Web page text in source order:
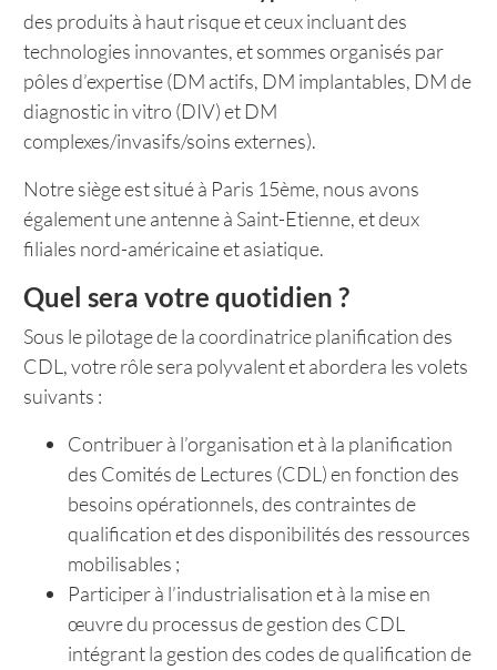
des produits à haut risque et ceux incluant des
technologies innovantes, et sommes organisés par
pôles d’expertise (DM actifs, DM implantables, DM de
diagnostic in vitro (DIV) et DM
complexes/invasifs/soins externes).
Notre siège est situé à Paris 15ème, nous avons
également une antenne à Saint-Etienne, et deux
filiales nord-américaine et asiatique.
Quel sera votre quotidien ?
Sous le pilotage de la coordinatrice planification des
CDL, votre rôle sera polyvalent et abordera les volets
suivants :
Contribuer à l’organisation et à la planification
des Comités de Lectures (CDL) en fonction des
besoins opérationnels, des contraintes de
qualification et des disponibilités des ressources
mobilisables ;
Participer à l’industrialisation et à la mise en
œuvre du processus de gestion des CDL
intégrant la gestion des codes de qualification de